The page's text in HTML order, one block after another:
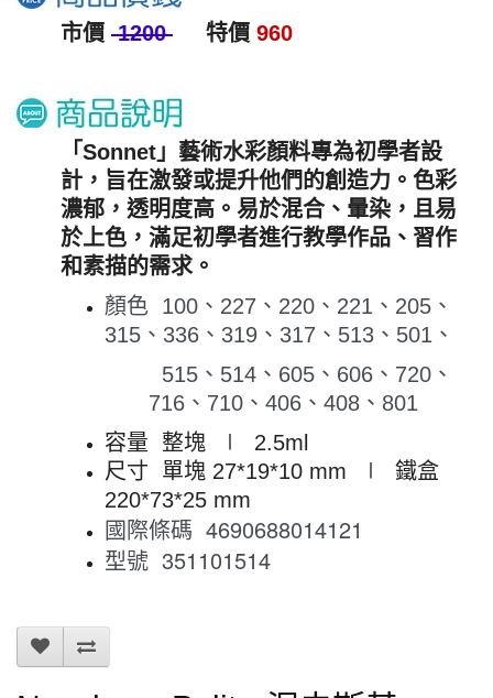
市價 1200 特價 960
「Sonnet」藝術水彩顏料專為初學者設
計，旨在激發或提升他們的創造力。 色彩
濃郁，透明度高。易於混合、暈染，且易
於上色，滿足初學者進行教學作品、習作
和素描的需求。
顏色 100、227、220、221、205、
315、336、319、317、513、501、
515、514、605、606、720、
716、710、406、408、801
容量 整塊 ∣ 2.5ml
尺寸 單塊 27*19*10 mm ∣ 鐵盒
220*73*25 mm
國際條碼 4690688014121
型號 351101514